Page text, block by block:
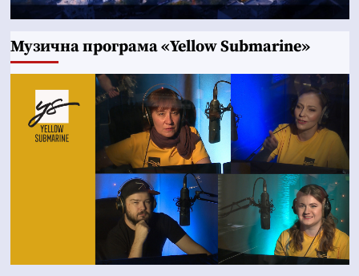
Музична програма «Yellow Submarine»